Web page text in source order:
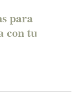
para
con tu